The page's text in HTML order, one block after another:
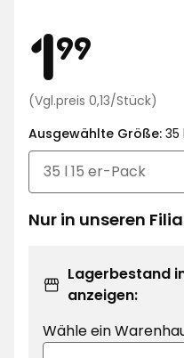
Preis
199
€
(Vgl.preis 0,13/Stück)
€
/
Ausgewählte Größe: 35
Nur in unseren
Lagerbestand
anzeigen:
Wähle ein